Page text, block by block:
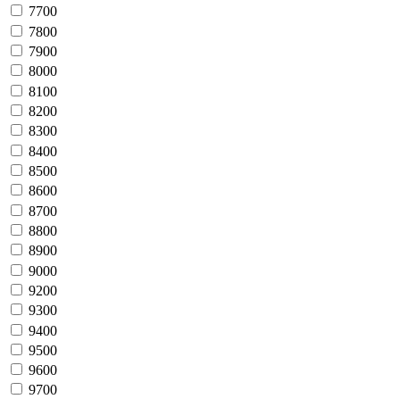
7700
7800
7900
8000
8100
8200
8300
8400
8500
8600
8700
8800
8900
9000
9200
9300
9400
9500
9600
9700